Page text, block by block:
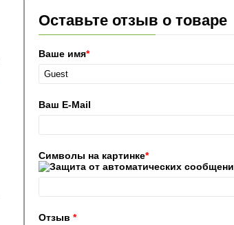
Оставьте отзыв о товаре
Ваше имя*
Ваш E-Mail
Символы на картинке*
Отзыв *